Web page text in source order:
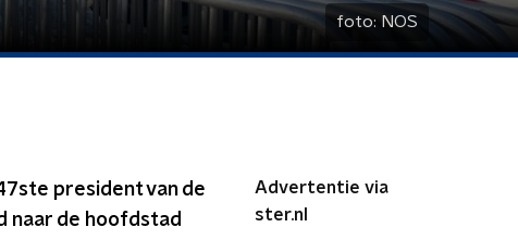
foto: NOS
president van de
naar de hoofdstad
Advertentie via
ster.nl